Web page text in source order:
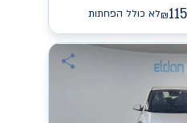
₪לא כולל הפחתות